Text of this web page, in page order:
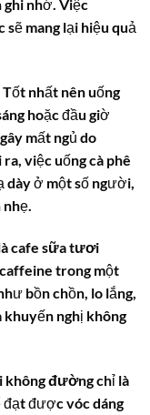
ghi nhớ. Việc
mang lại hiệu quả
nhất nên uống
hoặc đầu giờ
mất ngủ do
việc uống cà phê
dày ở một số người,
nhẹ.
cafe sữa tươi
trong một
bồn chồn, lo lắng,
khuyến nghị không
không đườngchỉ là
đạt được vóc dáng